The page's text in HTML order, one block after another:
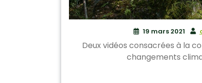
19 mars 2021
Deux vidéos consacrées à la
changements